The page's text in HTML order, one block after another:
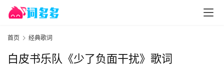
首页 经典歌词
白皮书乐队《少了负面干扰》歌词